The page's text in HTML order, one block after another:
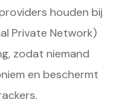
houden bij
Private Network)
zodat niemand
en beschermt